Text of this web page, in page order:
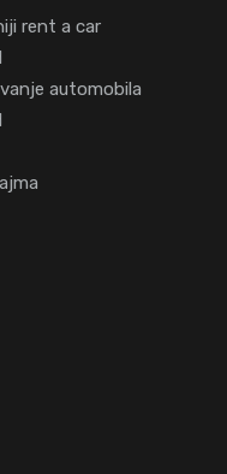
rent a car
automobila